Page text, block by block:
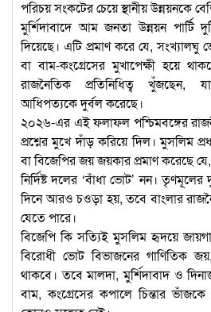
পরিচয় সংকটের চেয়ে স্থানীয় উন্নয়নকে
মুর্শিদাবাদে আম জনতা উন্নয়ন
দিয়েছে। এটি প্রমাণ করে যে,
বা বাম-কংগ্রেসের মুখাপেক্ষী হয়ে
রাজনৈতিক প্রতিনিধিত্ব খুঁজছেন,
আধিপত্যকে দুর্বল করেছে।
২০২৬-এর এই ফলাফল পশ্চিমবঙ্গের
প্রশ্নের মুখে দাঁড় করিয়ে দিল। মুসলিম
বা বিজেপির জয় জয়কার প্রমাণ করেছে
নির্দিষ্ট দলের ‘বাঁধা ভোট’ নন।
দিনে আরও চওড়া হয়, তবে বাংলার
যেতে পারে।
বিজেপি কি সত্যিই মুসলিম হৃদয়ে
বিরোধী ভোট বিভাজনের গাণিতিক
থাকবে। তবে মালদা, মুর্শিদাবাদ ও
বাম, কংগ্রেসের কপালে চিন্তার